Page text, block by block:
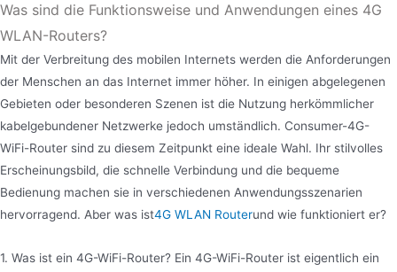
Was sind die Funktionsweise und Anwendungen eines 4G
WLAN-Routers?
Mit der Verbreitung des mobilen Internets werden die Anforderungen
der Menschen an das Internet immer höher. In einigen abgelegenen
Gebieten oder besonderen Szenen ist die Nutzung herkömmlicher
kabelgebundener Netzwerke jedoch umständlich. Consumer-4G-
WiFi-Router sind zu diesem Zeitpunkt eine ideale Wahl. Ihr stilvolles
Erscheinungsbild, die schnelle Verbindung und die bequeme
Bedienung machen sie in verschiedenen Anwendungsszenarien
hervorragend. Aber was ist4G WLAN Routerund wie funktioniert er?
1. Was ist ein 4G-WiFi-Router? Ein 4G-WiFi-Router ist eigentlich ein